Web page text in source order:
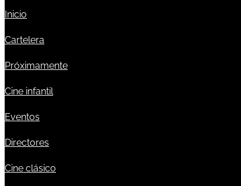
Inicio
Cartelera
Próximamente
Cine infantil
Eventos
Directores
Cine clásico